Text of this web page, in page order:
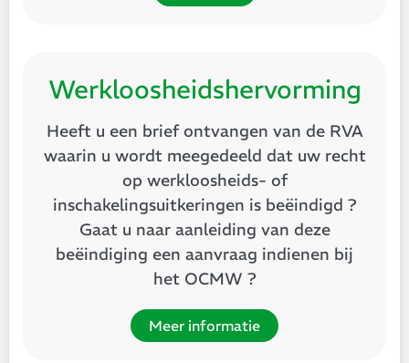
Werkloosheidshervorming
Heeft u een brief ontvangen van de RVA
waarin u wordt meegedeeld dat uw recht
op werkloosheids- of
inschakelingsuitkeringen is beëindigd ?
Gaat u naar aanleiding van deze
beëindiging een aanvraag indienen bij
het OCMW ?
Meer informatie